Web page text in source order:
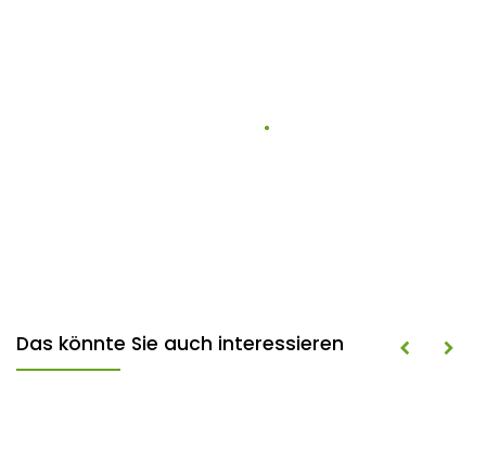
Das könnte Sie auch interessieren